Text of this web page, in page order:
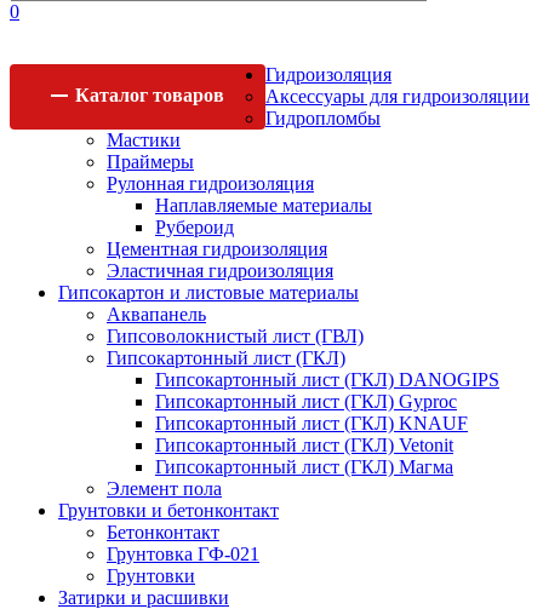
0
Каталог товаров
Гидроизоляция
Аксессуары для гидроизоляции
Гидропломбы
Мастики
Праймеры
Рулонная гидроизоляция
Наплавляемые материалы
Рубероид
Цементная гидроизоляция
Эластичная гидроизоляция
Гипсокартон и листовые материалы
Аквапанель
Гипсоволокнистый лист (ГВЛ)
Гипсокартонный лист (ГКЛ)
Гипсокартонный лист (ГКЛ) DANOGIPS
Гипсокартонный лист (ГКЛ) Gyproc
Гипсокартонный лист (ГКЛ) KNAUF
Гипсокартонный лист (ГКЛ) Vetonit
Гипсокартонный лист (ГКЛ) Магма
Элемент пола
Грунтовки и бетонконтакт
Бетонконтакт
Грунтовка ГФ-021
Грунтовки
Затирки и расшивки